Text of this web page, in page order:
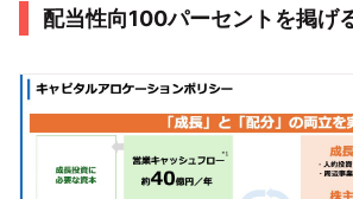
配当性向100パーセントを掲げ